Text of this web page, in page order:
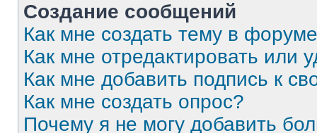
Создание сообщений
Как мне создать тему в
Как мне отредактировать или
Как мне добавить подпись к
Как мне создать опрос?
Почему я не могу добавить